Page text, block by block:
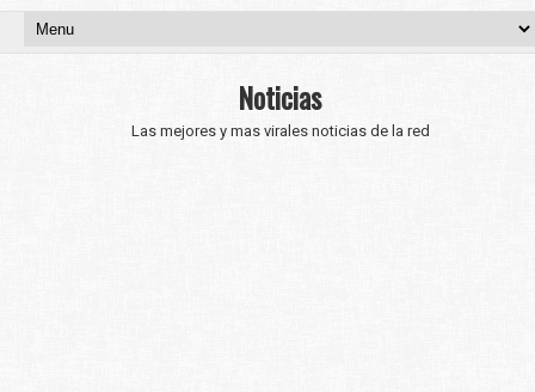
Noticias
Las mejores y mas virales noticias de la red